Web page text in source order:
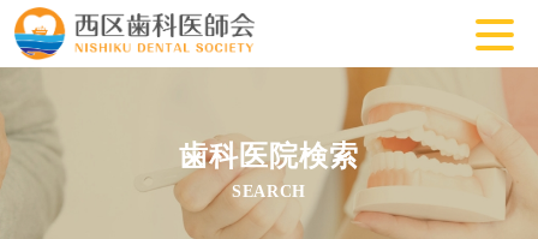
歯科医院検索
SEARCH